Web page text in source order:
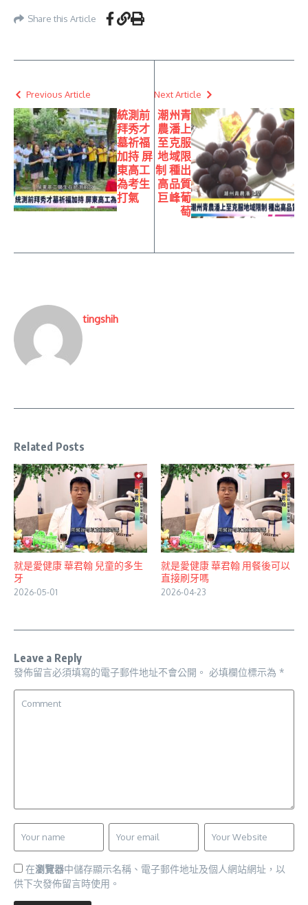
Share this Article
Previous Article
統測前
拜秀才
墓祈福
加持 屏
東高工
為考生
打氣
Next Article
潮州青
農潘上
至克服
地域限
制 種出
高品質
巨峰葡
萄
tingshih
Related Posts
就是愛健康 華君翰 兒童的多生
牙
2026-05-01
就是愛健康 華君翰 用餐後可以
直接刷牙嗎
2026-04-23
Leave a Reply
發佈留言必須填寫的電子郵件地址不會公開。 必填欄位標示為 *
在瀏覽器中儲存顯示名稱、電子郵件地址及個人網站網址，以
供下次發佈留言時使用。